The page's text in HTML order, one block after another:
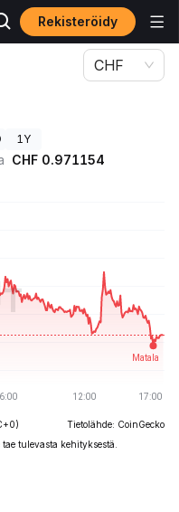
Rekisteröidy
CHF
1Y
CHF 0.971154
Tietolähde: CoinGecko
tulevasta kehityksestä.